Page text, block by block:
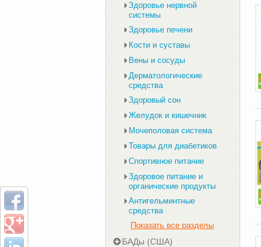
Здоровье нервной
системы
Здоровье печени
Кости и суставы
Вены и сосуды
Дерматологические
средства
Здоровый сон
Желудок и кишечник
Мочеполовая система
Товары для диабетиков
Спортивное питание
Здоровое питание и
органические продукты
Антигельминтные
средства
Показать все разделы
БАДы (США)